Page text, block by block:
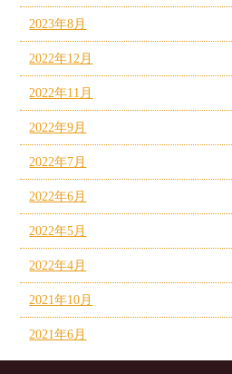
2023年8月
2022年12月
2022年11月
2022年9月
2022年7月
2022年6月
2022年5月
2022年4月
2021年10月
2021年6月